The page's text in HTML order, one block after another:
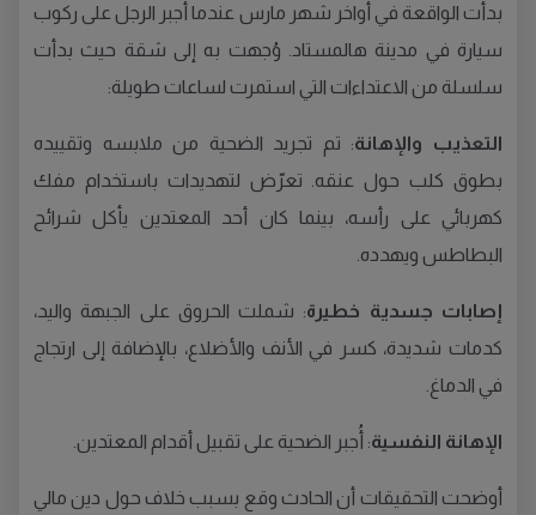
بدأت الواقعة في أواخر شهر مارس عندما أُجبر الرجل على ركوب
سيارة في مدينة هالمستاد. وُجهت به إلى شقة حيث بدأت
سلسلة من الاعتداءات التي استمرت لساعات طويلة:
التعذيب والإهانة: تم تجريد الضحية من ملابسه وتقييده
بطوق كلب حول عنقه. تعرّض لتهديدات باستخدام مفك
كهربائي على رأسه، بينما كان أحد المعتدين يأكل شرائح
البطاطس ويهدده.
إصابات جسدية خطيرة: شملت الحروق على الجبهة واليد،
كدمات شديدة، كسر في الأنف والأضلاع، بالإضافة إلى ارتجاج
في الدماغ.
الإهانة النفسية: أُجبر الضحية على تقبيل أقدام المعتدين.
أوضحت التحقيقات أن الحادث وقع بسبب خلاف حول دين مالي